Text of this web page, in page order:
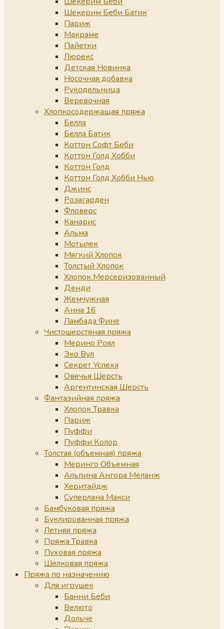
Шекерим Беби Батик
Париж
Макраме
Пайетки
Люрекс
Детская Новинка
Носочная добавка
Рукодельница
Веревочная
Хлопкосодержащая пряжа
Белла
Белла Батик
Коттон Софт Беби
Коттон Голд Хобби
Коттон Голд
Коттон Голд Хобби Нью
Джинс
Розагарден
Фловерс
Канарис
Альма
Мотылек
Мягкий Хлопок
Толстый Хлопок
Хлопок Мерсеризованный
Денди
Жемчужная
Анна 16
Ламбада Фине
Чистошерстяная пряжа
Мерино Роял
Эко Вул
Секрет Успеха
Овечья Шерсть
Аргентинская Шерсть
Фантазийная пряжа
Хлопок Травка
Париж
Пуффи
Пуффи Колор
Толстая (объемная) пряжа
Меринго Объемная
Альпина Ангора Меланж
Херитайдж
Суперлана Макси
Бамбуковая пряжа
Буклированная пряжа
Летняя пряжа
Пряжа Травка
Пуховая пряжа
Шелковая пряжа
Пряжа по назначению
Для игрушек
Банни Беби
Велюто
Дольче